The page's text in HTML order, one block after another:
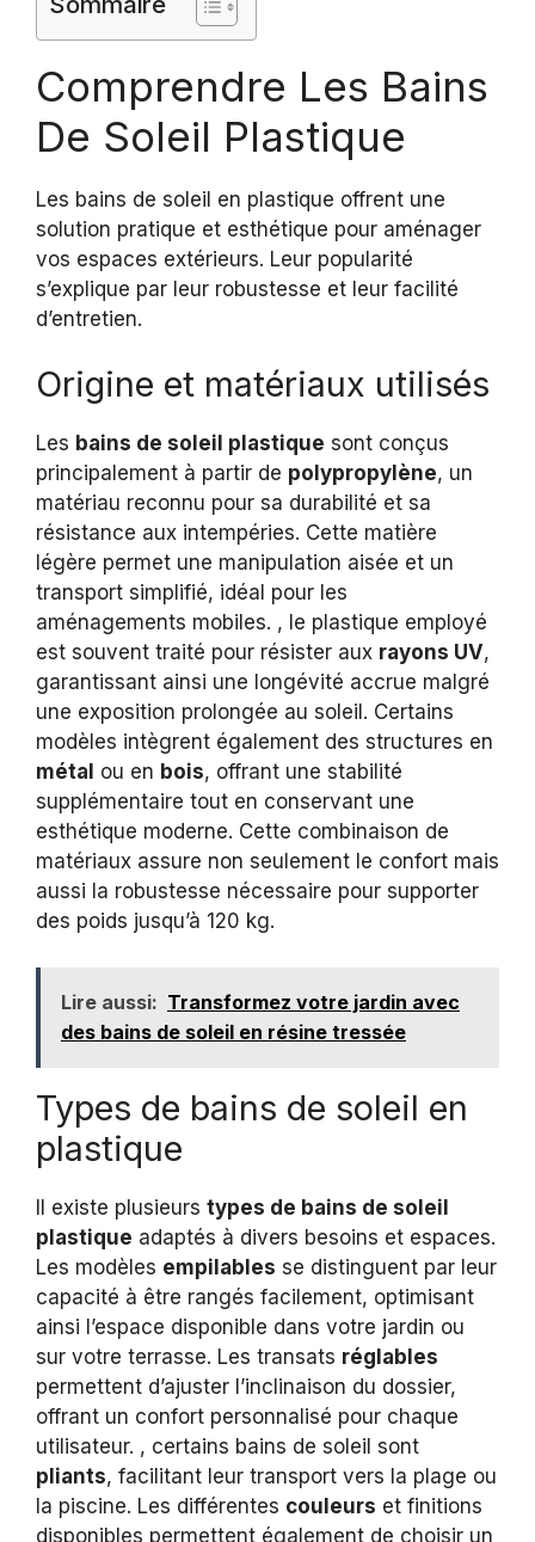
Comprendre Les Bains
De Soleil Plastique
Les bains de soleil en plastique offrent une
solution pratique et esthétique pour aménager
vos espaces extérieurs. Leur popularité
s’explique par leur robustesse et leur facilité
d’entretien.
Origine et matériaux utilisés
Les bains de soleil plastique sont conçus
principalement à partir de polypropylène, un
matériau reconnu pour sa durabilité et sa
résistance aux intempéries. Cette matière
légère permet une manipulation aisée et un
transport simplifié, idéal pour les
aménagements mobiles. , le plastique employé
est souvent traité pour résister aux rayons UV,
garantissant ainsi une longévité accrue malgré
une exposition prolongée au soleil. Certains
modèles intègrent également des structures en
métal ou en bois, offrant une stabilité
supplémentaire tout en conservant une
esthétique moderne. Cette combinaison de
matériaux assure non seulement le confort mais
aussi la robustesse nécessaire pour supporter
des poids jusqu’à 120 kg.
Lire aussi: Transformez votre jardin avec
des bains de soleil en résine tressée
Types de bains de soleil en
plastique
Il existe plusieurs types de bains de soleil
plastique adaptés à divers besoins et espaces.
Les modèles empilables se distinguent par leur
capacité à être rangés facilement, optimisant
ainsi l’espace disponible dans votre jardin ou
sur votre terrasse. Les transats réglables
permettent d’ajuster l’inclinaison du dossier,
offrant un confort personnalisé pour chaque
utilisateur. , certains bains de soleil sont
pliants, facilitant leur transport vers la plage ou
la piscine. Les différentes couleurs et finitions
disponibles permettent également de choisir un